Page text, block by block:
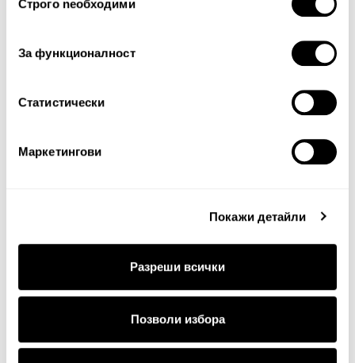
наСтрого nеобходими
За функционалност
Статистически
Маркетингови
Покажи детайли
Разреши всички
Позволи избора
ДОСТАВКА